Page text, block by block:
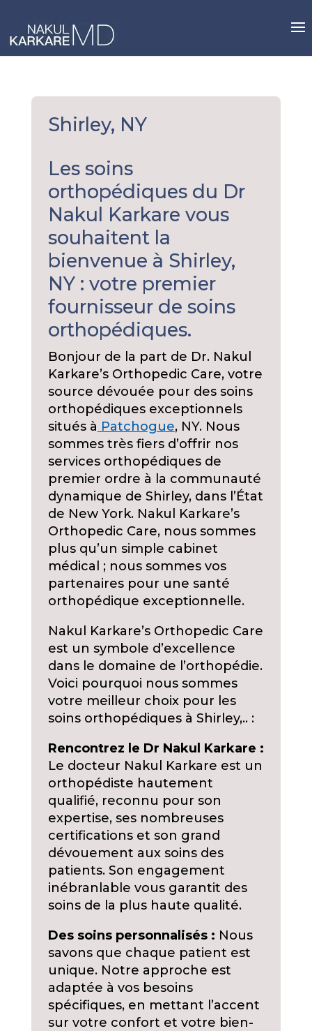
content
Shirley, NY
Les soins
orthopédiques du Dr
Nakul Karkare vous
souhaitent la
bienvenue à Shirley,
NY : votre premier
fournisseur de soins
orthopédiques.
Bonjour de la part de Dr. Nakul
Karkare’s Orthopedic Care, votre
source dévouée pour des soins
orthopédiques exceptionnels
situés à Patchogue, NY. Nous
sommes très fiers d’offrir nos
services orthopédiques de
premier ordre à la communauté
dynamique de Shirley, dans l’État
de New York. Nakul Karkare’s
Orthopedic Care, nous sommes
plus qu’un simple cabinet
médical ; nous sommes vos
partenaires pour une santé
orthopédique exceptionnelle.
Nakul Karkare’s Orthopedic Care
est un symbole d’excellence
dans le domaine de l’orthopédie.
Voici pourquoi nous sommes
votre meilleur choix pour les
soins orthopédiques à Shirley,.. :
Rencontrez le Dr Nakul Karkare :
Le docteur Nakul Karkare est un
orthopédiste hautement
qualifié, reconnu pour son
expertise, ses nombreuses
certifications et son grand
dévouement aux soins des
patients. Son engagement
inébranlable vous garantit des
soins de la plus haute qualité.
Des soins personnalisés : Nous
savons que chaque patient est
unique. Notre approche est
adaptée à vos besoins
spécifiques, en mettant l’accent
sur votre confort et votre bien-